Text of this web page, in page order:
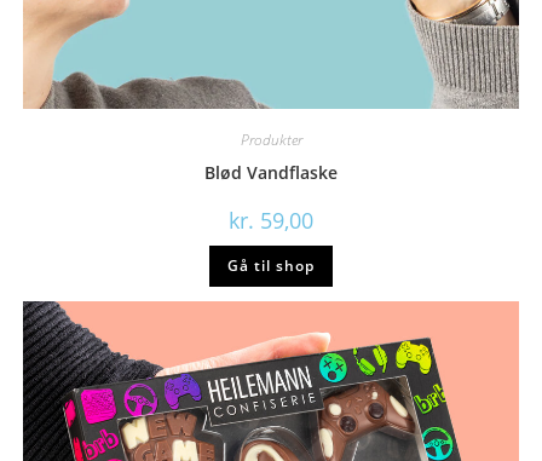
Produkter
Blød Vandflaske
kr. 59,00
Gå til shop